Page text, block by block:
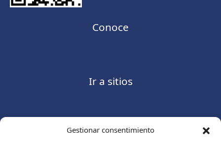
Gestionar consentimiento
Conoce
Ir a sitios
Contáctanos